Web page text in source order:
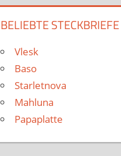
BELIEBTE STECKBRIEFE
Vlesk
Baso
Starletnova
Mahluna
Papaplatte